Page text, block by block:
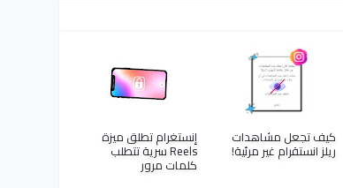
كيف تجعل مشاهدات
ريلز انستقرام غير مرئية!
إنستغرام تطلق ميزة
Reels سرية تتطلب
كلمات مرور